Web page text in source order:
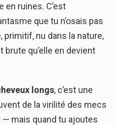
ruines. C’est
que tu n’osais pas
primitif, nu dans la nature,
qu’elle en devient
longs, c’est une
de la virilité des mecs
mais quand tu ajoutes